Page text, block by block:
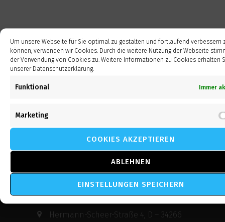
Um unsere Webseite für Sie optimal zu gestalten und fortlaufend verbessern
können, verwenden wir Cookies. Durch die weitere Nutzung der Webseite
der Verwendung von Cookies zu. Weitere Informationen zu Cookies erhalten
unserer Datenschutzerklärung.
Funktional Immer
Marketing
COOKIES AKZEPTIEREN
ABLEHNEN
EINSTELLUNGEN SPEICHERN
Neumann Krex und Partner GmbH
0291 . 200 42 0
brandschutz@nk-ing.de
Kontakt Info in Niestetal
Hermann-Scheer-Straße 4, D – 34266